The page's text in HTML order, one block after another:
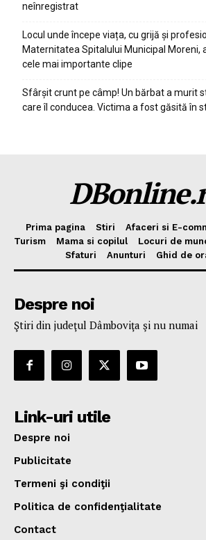
neînregistrat
Locul unde începe viața, cu grijă și
Maternitatea Spitalului Municipal Moreni,
cele mai importante clipe
Sfârșit crunt pe câmp! Un bărbat a murit
care îl conducea. Victima a fost găsită în
Prima pagina Stiri Afaceri si E-
Turism
Mama si copilul Locuri de
Sfaturi
Anunturi Ghid de
Despre noi
Ştiri din judeţul Dâmboviţa şi nu numai
Link-uri utile
Despre noi
Publicitate
Termeni şi condiţii
Politica de confidenţialitate
Contact